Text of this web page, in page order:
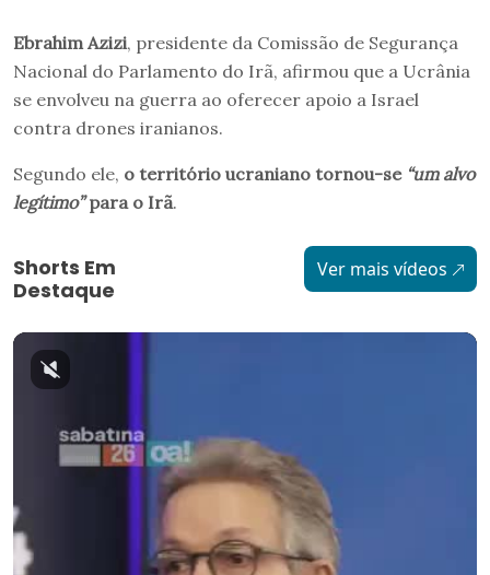
Ebrahim Azizi, presidente da Comissão de Segurança
Nacional do Parlamento do Irã, afirmou que a Ucrânia
se envolveu na guerra ao oferecer apoio a Israel
contra drones iranianos.
Segundo ele, o território ucraniano tornou-se “um alvo
legítimo”para o Irã.
Shorts Em
Destaque
Ver mais vídeos